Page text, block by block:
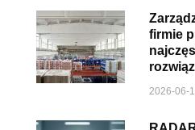
firmie
2026-06-